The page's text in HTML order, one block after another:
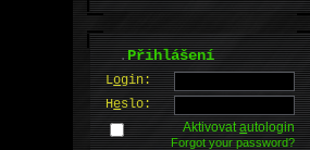
.Přihlášení
Login:
Heslo:
Aktivovatautologin
Forgot your password?